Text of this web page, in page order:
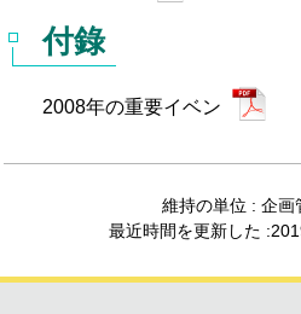
付錄
2008年の重要イベン
維持の単位 : 企画
最近時間を更新した